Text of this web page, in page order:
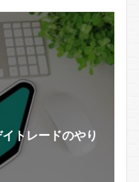
トレードのやり